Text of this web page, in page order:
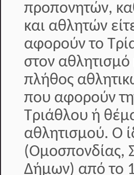
προπονητών,
και αθλητών
αφορούν το
στον αθλητισμό
πλήθος
που αφορούν
Τριάθλου ή
αθλητισμού. Ο
(Ομοσπονδίας,
Δήμων) από το